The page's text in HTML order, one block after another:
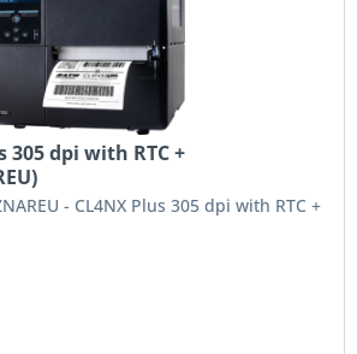
305 dpi with RTC +
- CL4NX Plus 305 dpi with RTC +